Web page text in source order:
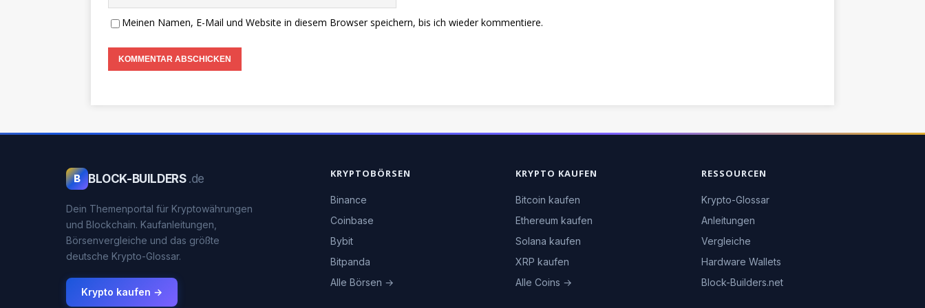
Meinen Namen, E-Mail und Website in diesem Browser speichern, bis ich wieder kommentiere.
B BLOCK-BUILDERS .de
Dein Themenportal für Kryptowährungen
und Blockchain. Kaufanleitungen,
Börsenvergleiche und das größte
deutsche Krypto-Glossar.
Krypto kaufen →
KRYPTOBÖRSEN
Binance
Coinbase
Bybit
Bitpanda
Alle Börsen →
KRYPTO KAUFEN
Bitcoin kaufen
Ethereum kaufen
Solana kaufen
XRP kaufen
Alle Coins →
RESSOURCEN
Krypto-Glossar
Anleitungen
Vergleiche
Hardware Wallets
Block-Builders.net